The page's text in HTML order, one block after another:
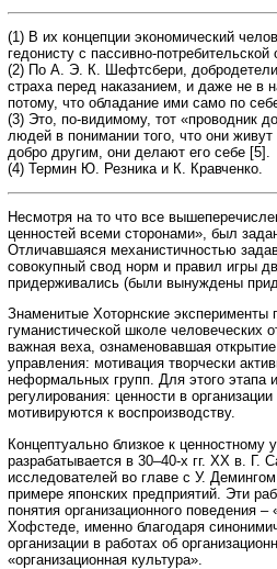
(1) В их концепции экономический
гедонисту с пассивно-
(2) По А. Э. К. Шефтсбери,
страха перед наказанием, и даже не в
потому, что обладание ими само по
(3) Это, по-видимому, тот «проводник
людей в понимании того, что они
добро другим, они делают его себе [5].
(4) Термин Ю. Резника и К. Кравченко.
Несмотря на то что все
ценностей всеми сторонами», был
Отличавшаяся механистичностью
совокупный свод норм и правил игры
придерживались (были вынуждены
Знаменитые Хоторнские
гуманистической школе человеческих
важная веха, ознаменовавшая
управления: мотивация творчески
неформальных групп. Для этого этапа
регулирования: ценности в
мотивируются к воспроизводству.
Концептуально близкое к ценностному
разрабатывается в 30–40-х гг. ХХ в.
исследователей во главе с У.
примере японских предприятий. Эти
понятия организационного поведения
Хофстеде, именно благодаря
организации в работах об
«организационная культура».